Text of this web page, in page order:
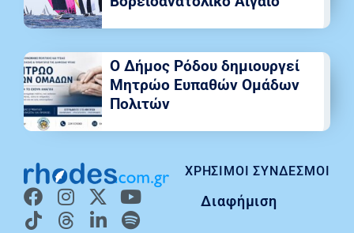
ΧΡΉΣΙΜΟΙ ΣΎΝΔΕΣΜΟΙ
Διαφήμιση
Ο Δήμος Ρόδου δημιουργεί
Μητρώο Ευπαθών Ομάδων
Πολιτών